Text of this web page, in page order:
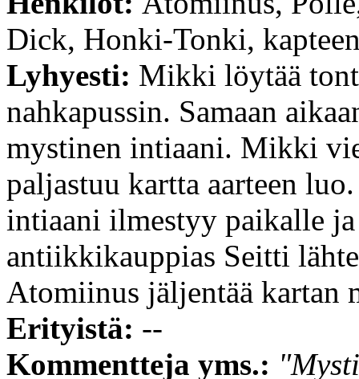
Dick, Honki-Tonki,
Lyhyesti: Mikki löytää
nahkapussin. Samaan
mystinen intiaani. Mikki
paljastuu kartta aarteen
intiaani ilmestyy paikalle
antiikkikauppias Seitti
Atomiinus jäljentää kartan
Erityistä: --
Kommentteja yms.: